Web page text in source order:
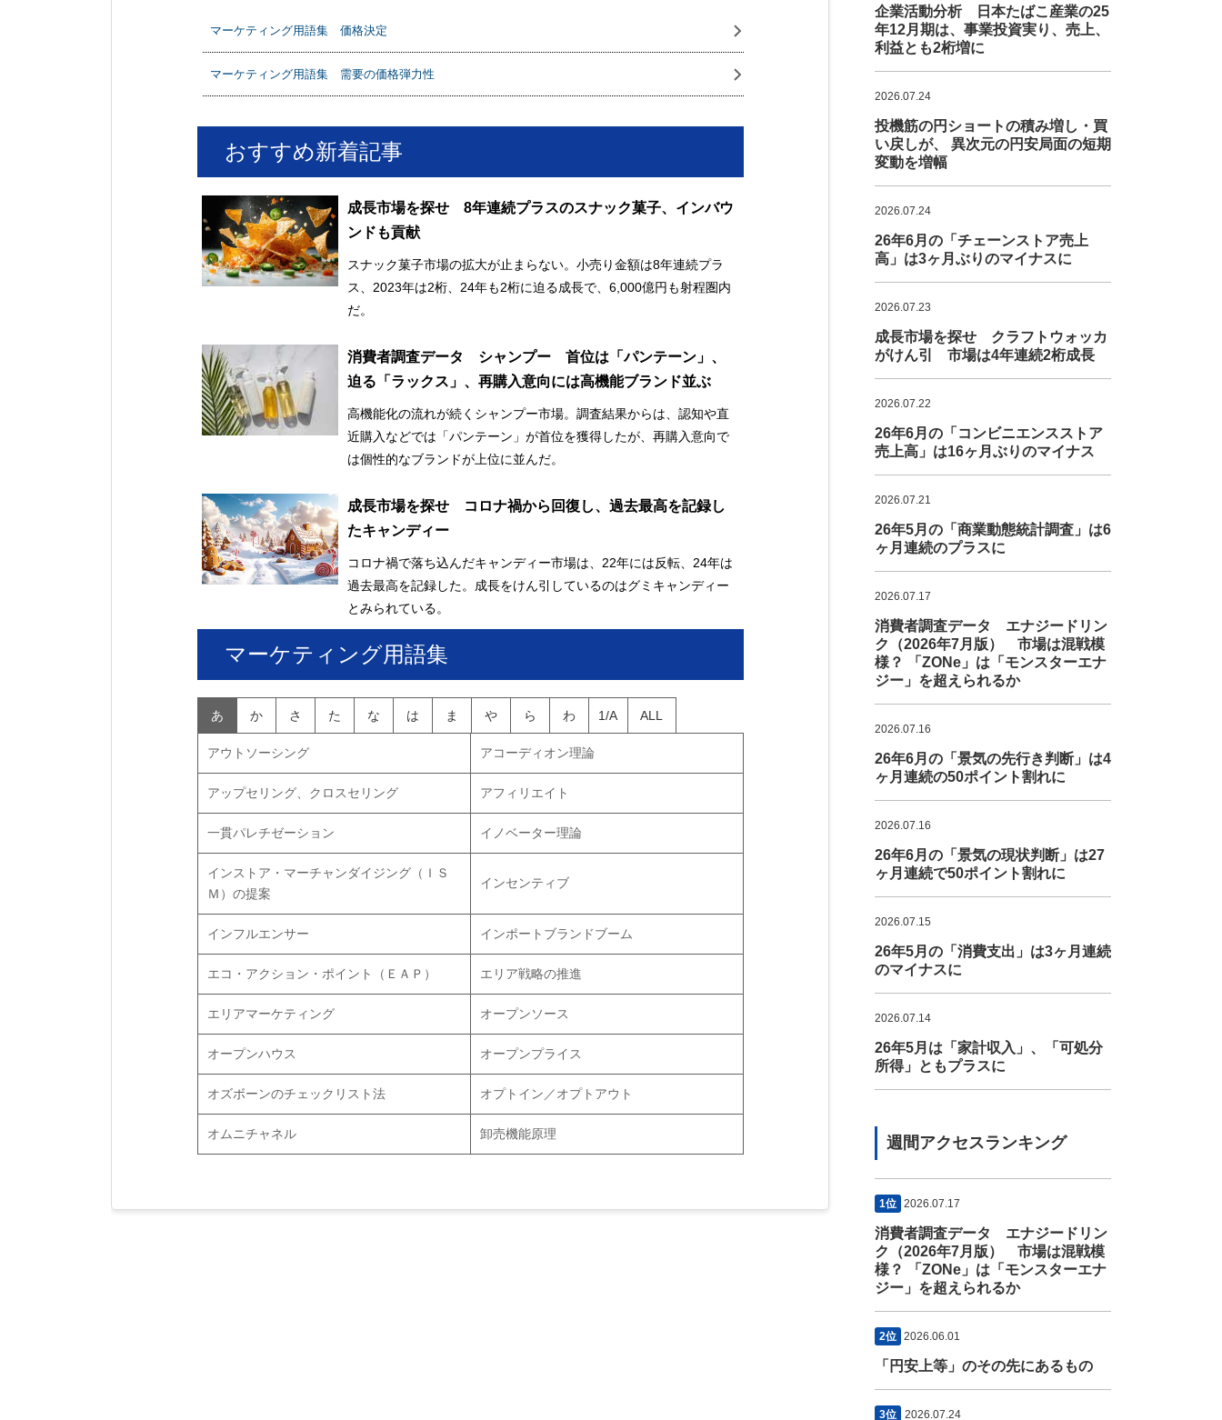
マーケティング用語集 価格決定
マーケティング用語集 需要の価格弾力性
おすすめ新着記事
成長市場を探せ 8年連続プラスのスナック菓子、インバウ
ンドも貢献
スナック菓子市場の拡大が止まらない。小売り金額は8年連続プラ
ス、2023年は2桁、24年も2桁に迫る成長で、6,000億円も射程圏内
だ。
消費者調査データ シャンプー 首位は「パンテーン」、
迫る「ラックス」、再購入意向には高機能ブランド並ぶ
高機能化の流れが続くシャンプー市場。調査結果からは、認知や直
近購入などでは「パンテーン」が首位を獲得したが、再購入意向で
は個性的なブランドが上位に並んだ。
成長市場を探せ コロナ禍から回復し、過去最高を記録し
たキャンディー
コロナ禍で落ち込んだキャンディー市場は、22年には反転、24年は
過去最高を記録した。成長をけん引しているのはグミキャンディー
とみられている。
マーケティング用語集
あ か さ た な は ま や ら わ 1/A ALL
アウトソーシング アコーディオン理論
アップセリング、クロスセリング アフィリエイト
一貫パレチゼーション イノベーター理論
インストア・マーチャンダイジング（ＩＳ
Ｍ）の提案
インセンティブ
インフルエンサー インポートブランドブーム
エコ・アクション・ポイント（ＥＡＰ） エリア戦略の推進
エリアマーケティング オープンソース
オープンハウス オープンプライス
オズボーンのチェックリスト法 オプトイン／オプトアウト
オムニチャネル 卸売機能原理
企業活動分析 日本たばこ産業の25
年12月期は、事業投資実り、売上、
利益とも2桁増に
2026.07.24
投機筋の円ショートの積み増し・買
い戻しが、 異次元の円安局面の短期
変動を増幅
2026.07.24
26年6月の「チェーンストア売上
高」は3ヶ月ぶりのマイナスに
2026.07.23
成長市場を探せ クラフトウォッカ
がけん引 市場は4年連続2桁成長
2026.07.22
26年6月の「コンビニエンスストア
売上高」は16ヶ月ぶりのマイナス
2026.07.21
26年5月の「商業動態統計調査」は6
ヶ月連続のプラスに
2026.07.17
消費者調査データ エナジードリン
ク（2026年7月版） 市場は混戦模
様？ 「ZONe」は「モンスターエナ
ジー」を超えられるか
2026.07.16
26年6月の「景気の先行き判断」は4
ヶ月連続の50ポイント割れに
2026.07.16
26年6月の「景気の現状判断」は27
ヶ月連続で50ポイント割れに
2026.07.15
26年5月の「消費支出」は3ヶ月連続
のマイナスに
2026.07.14
26年5月は「家計収入」、「可処分
所得」ともプラスに
週間アクセスランキング
1位 2026.07.17
消費者調査データ エナジードリン
ク（2026年7月版） 市場は混戦模
様？ 「ZONe」は「モンスターエナ
ジー」を超えられるか
2位 2026.06.01
「円安上等」のその先にあるもの
3位 2026.07.24